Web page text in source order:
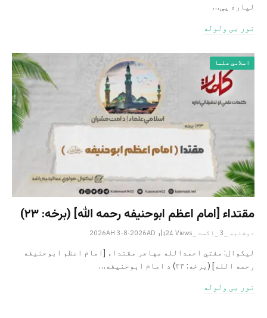
لپاره یې…
نور یی ولوله
اسلامي علما
مقتداء [امام اعظم ابوحنیفه رحمه الله‎] (برخه: ۲۳)
دوشنبه _3 _اگست _2026AH 3-8-2026AD 24 Views
لیکوال: مفتي احمدالله مهاجر مقتداء [امام اعظم ابوحنیفه
رحمه الله‎] (برخه: ۲۳) د امام ابوحنيفه…
نور یی ولوله